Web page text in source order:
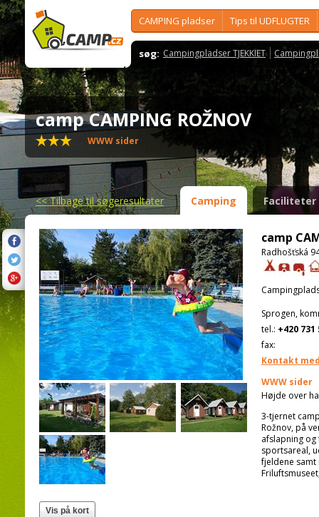
CAMPING pladser Tips til UDFLUGTER
søg: Campingpladser TJEKKIET
camp CAMPING ROŽNOV
WWW sider
<<Tilbage til søgeresultater Camping Faciliteter
camp
Radhošťská
Sprogen,
tel.: +420 731
fax:
Kontakt
WWW sider
Højde over
3-tjernet
Rožnov, på
afslapning
sportsareal,
fjeldene